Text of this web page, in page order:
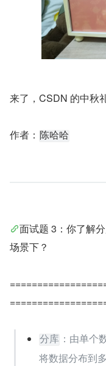
来了，CSDN 的中秋
作者： 陈哈哈
面试题 3：你了解
场景下？
分库 ：由单个
将数据分布到